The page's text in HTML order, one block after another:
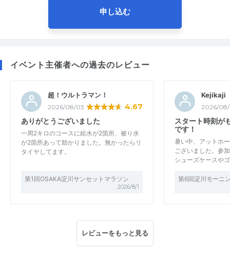
申し込む
イベント主催者への過去のレビュー
超！ウルトラマン！
2026/08/03 4.67
ありがとうございました
一周2キロのコースに給水が2箇所、被り水
が2箇所あって助かりました。無かったらリ
タイヤしてます。
第1回OSAKA淀川サンセットマラソン
2026/8/1
Kejikaji
2026/08/
スタート時刻が
です！
暑い中、アットホ
ございました。参
シューズケースや
第6回淀川モーニ
レビューをもっと見る